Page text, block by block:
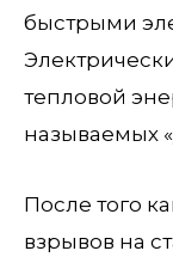
быстрыми
тепловой
называемых
После того
взрывов на